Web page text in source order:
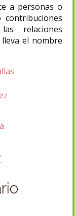
a personas o
relaciones
el nombre